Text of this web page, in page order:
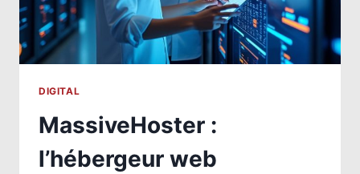
DIGITAL
MassiveHoster :
l’hébergeur web